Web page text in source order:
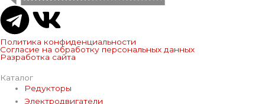
T
e
l
V
k
Политика конфиденциальности
Согласие на обработку персональных данных
Разработка сайта
Каталог
Редукторы
Электродвигатели